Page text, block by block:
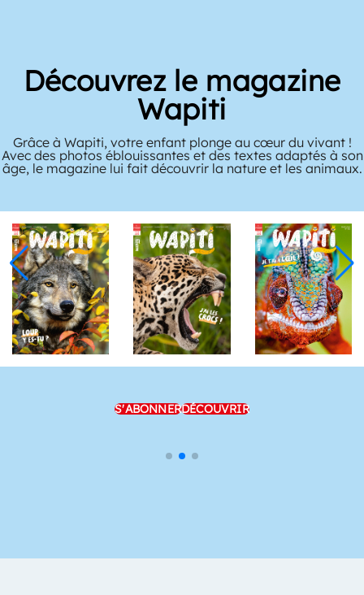
Découvrez le magazine
Wapiti
Grâce à Wapiti, votre enfant plonge au cœur du vivant !
Avec des photos éblouissantes et des textes adaptés à son
âge, le magazine lui fait découvrir la nature et les animaux.
S'ABONNERDÉCOUVRIR